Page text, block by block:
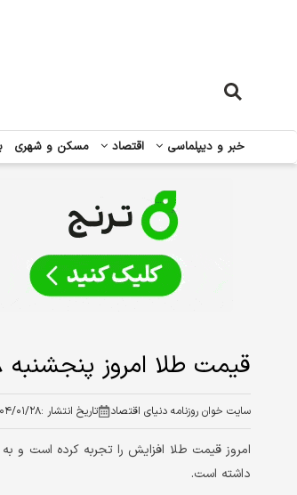
خبر و دیپلماسی اقتصاد مسکن و شهری
قیمت طلا امروز پنجشنبه ۲۸ فروردین ۱۴۰۴/ افزایش قیمت+ جدول
سایت خوان روزنامه دنیای اقتصاد تاریخ انتشار :۱۴۰۴/۰۱/۲۸
داشته است.